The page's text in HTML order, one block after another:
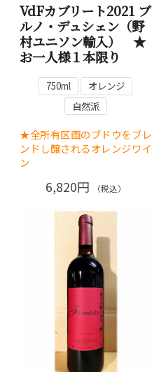
VdFカブリート2021 ブ
ルノ・デュシェン（野
村ユニソン輸入） ★
お一人様１本限り
750ml
オレンジ
自然派
★全所有区画のブドウをブレ
ンドし醸されるオレンジワイ
ン
6,820円 （税込）